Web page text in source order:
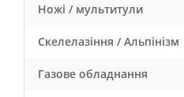
Ножі / мультитули
Скелелазіння / Альпінізм
Газове обладнання